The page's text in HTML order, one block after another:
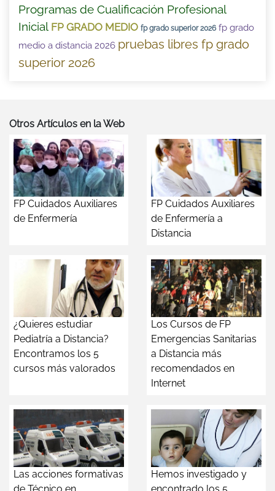
Programas de Cualificación Profesional
Inicial FP GRADO MEDIO fp grado superior 2026 fp grado
medio a distancia 2026 pruebas libres fp grado
superior 2026
Otros Artículos en la Web
FP Cuidados Auxiliares
de Enfermería
FP Cuidados Auxiliares
de Enfermería a
Distancia
¿Quieres estudiar
Pediatría a Distancia?
Encontramos los 5
cursos más valorados
Los Cursos de FP
Emergencias Sanitarias
a Distancia más
recomendados en
Internet
Las acciones formativas
Hemos investigado y